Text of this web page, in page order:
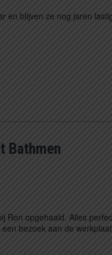
en blijven ze nog jaren
Bathmen
Ron opgehaald. Alles
bezoek aan de